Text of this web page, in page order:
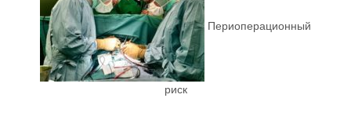
Периоперационный
риск